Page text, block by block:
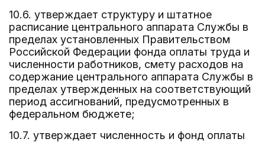
10.6. утверждает структуру и штатное
расписание центрального аппарата Службы в
пределах установленных Правительством
Российской Федерации фонда оплаты труда и
численности работников, смету расходов на
содержание центрального аппарата Службы в
пределах утвержденных на соответствующий
период ассигнований, предусмотренных в
федеральном бюджете;
10.7. утверждает численность и фонд оплаты